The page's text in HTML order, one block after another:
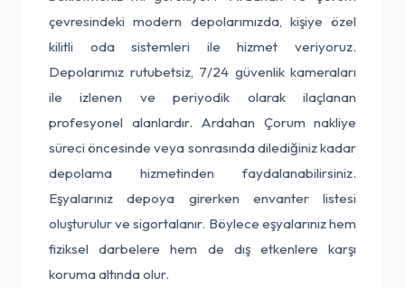
çevresindeki modern depolarımızda, kişiye özel
kilitli oda sistemleri ile hizmet veriyoruz.
Depolarımız rutubetsiz, 7/24 güvenlik kameraları
ile izlenen ve periyodik olarak ilaçlanan
profesyonel alanlardır. Ardahan Çorum nakliye
süreci öncesinde veya sonrasında dilediğiniz kadar
depolama hizmetinden faydalanabilirsiniz.
Eşyalarınız depoya girerken envanter listesi
oluşturulur ve sigortalanır. Böylece eşyalarınız hem
fiziksel darbelere hem de dış etkenlere karşı
koruma altında olur.